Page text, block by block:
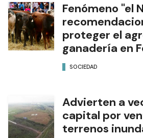
Fenómeno "el
proteger el
ganadería en
SOCIEDAD
Advierten a
capital por
terrenos